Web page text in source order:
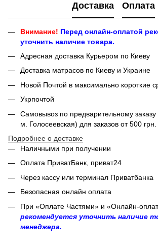
Доставка Оплата
Внимание! Перед онлайн-оплатой
уточнить наличие товара.
Адресная доставка Курьером по Киеву
Доставка матрасов по Киеву и Украине
Новой Почтой в максимально короткие
Укрпочтой
Самовывоз по предварительному заказу
м. Голосеевская) для заказов от 500 грн.
Подробнее о доставке
Наличными при получении
Оплата ПриватБанк, приват24
Через кассу или терминал Приватбанка
Безопасная онлайн оплата
При «Оплате Частями» и «Онлайн-
рекомендуется уточнить наличие
менеджера.